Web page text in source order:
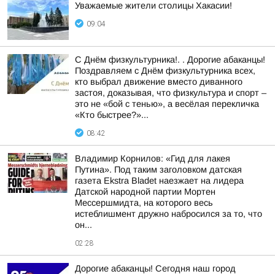
Уважаемые жители столицы Хакасии!
09:04
С Днём физкультурника!. . Дорогие абаканцы!
Поздравляем с Днём физкультурника всех,
кто выбрал движение вместо диванного
застоя, доказывая, что физкультура и спорт –
это не «бой с тенью», а весёлая перекличка
«Кто быстрее?»...
08:42
Владимир Корнилов: «Гид для лакея
Путина». Под таким заголовком датская
газета Ekstra Bladet наезжает на лидера
Датской народной партии Мортен
Мессершмидта, на которого весь
истеблишмент дружно набросился за то, что
он...
02:28
Дорогие абаканцы! Сегодня наш город